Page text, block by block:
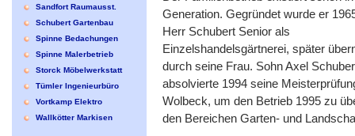
Sandfort Raumausst.
Schubert Gartenbau
Spinne Bedachungen
Spinne Malerbetrieb
Storck Möbelwerkstatt
Tümler Ingenieurbüro
Vortkamp Elektro
Wallkötter Markisen
Generation. Gegründet wurde er
Herr Schubert Senior als
Einzelshandelsgärtnerei, später
durch seine Frau. Sohn Axel
absolvierte 1994 seine
Wolbeck, um den Betrieb 1995 zu
den Bereichen Garten- und